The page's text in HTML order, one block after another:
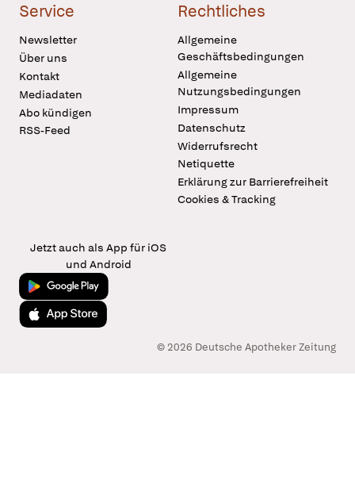
Service
Newsletter
Über uns
Kontakt
Mediadaten
Abo kündigen
RSS-Feed
Rechtliches
Allgemeine
Geschäftsbedingungen
Allgemeine
Nutzungsbedingungen
Impressum
Datenschutz
Widerrufsrecht
Netiquette
Erklärung zur Barrierefreiheit
Cookies & Tracking
Jetzt auch als App für iOS
und Android
Jetzt bei Google Play
Laden im App Store
© 2026 Deutsche Apotheker Zeitung